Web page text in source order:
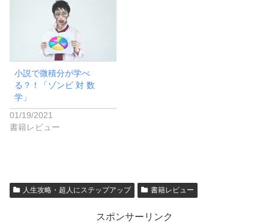
小説で微積分が学べ
る？！「ゾンビ 対 数
学」
01/19/2021
書籍レビュー
人生攻略・超人にステップアップ 書籍レビュー
スポンサーリンク